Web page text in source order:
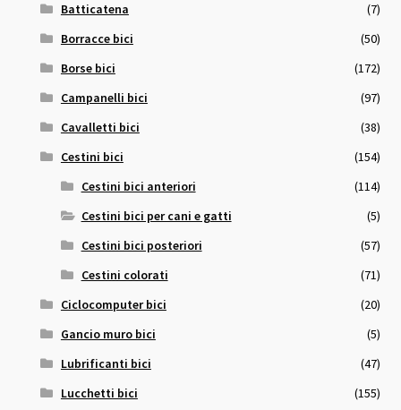
Batticatena
(7)
Borracce bici
(50)
Borse bici
(172)
Campanelli bici
(97)
Cavalletti bici
(38)
Cestini bici
(154)
Cestini bici anteriori
(114)
Cestini bici per cani e gatti
(5)
Cestini bici posteriori
(57)
Cestini colorati
(71)
Ciclocomputer bici
(20)
Gancio muro bici
(5)
Lubrificanti bici
(47)
Lucchetti bici
(155)